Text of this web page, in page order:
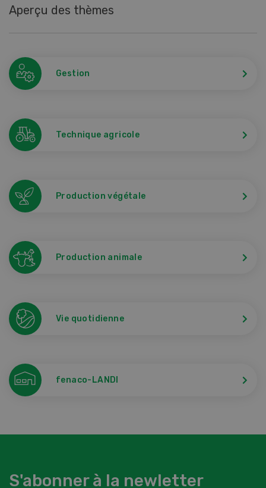
Aperçu des thèmes
Gestion
Technique agricole
Production végétale
Production animale
Vie quotidienne
fenaco-LANDI
S'abonner à la newletter